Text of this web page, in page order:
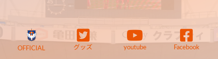
OFFICIAL グッズ youtube Facebook